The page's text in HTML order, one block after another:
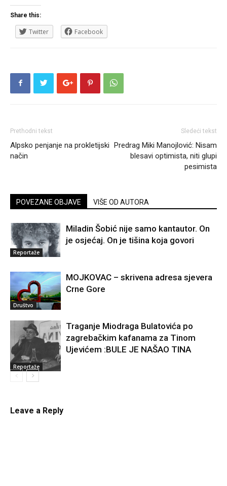
Share this:
Twitter Facebook
Prethodni tekst
Alpsko penjanje na prokletijski
način
Sledeći tekst
Predrag Miki Manojlović: Nisam
blesavi optimista, niti glupi
pesimista
POVEZANE OBJAVE VIŠE OD AUTORA
Reportaže
Miladin Šobić nije samo kantautor. On
je osjećaj. On je tišina koja govori
Društvo
MOJKOVAC – skrivena adresa sjevera
Crne Gore
Reportaže
Traganje Miodraga Bulatovića po
zagrebačkim kafanama za Tinom
Ujevićem :BULE JE NAŠAO TINA
Leave a Reply